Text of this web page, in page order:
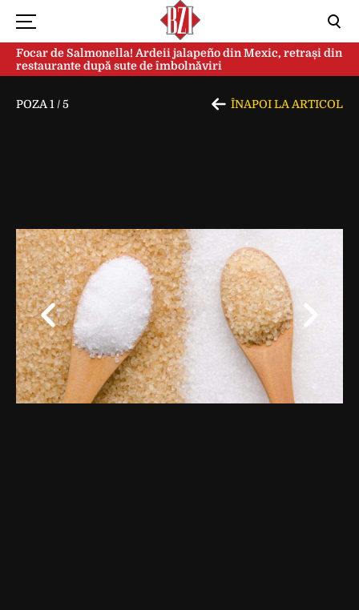
Focar de Salmonella! Ardeii jalapeño din Mexic, retrași din
restaurante după sute de îmbolnăviri
POZA 1 /5 ÎNAPOI LA ARTICOL